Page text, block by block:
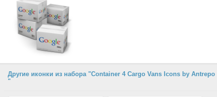
Другие иконки из набора "Container 4 Cargo Vans Icons by Antrepo
"